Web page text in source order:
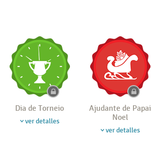
Dia de Torneio
ver detalles
Ajudante de Papai
Noel
ver detalles